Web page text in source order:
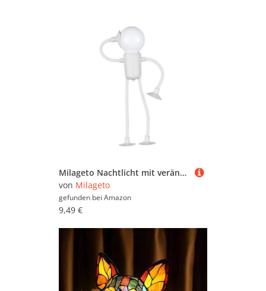
Milageto Nachtlicht mit veränderbarer Form, Tischdekoration, lustige Sportfigur, DIY-Form, Nachtlichter, Nachttischlampe für Schlafzimmer und Flur, Weiß
von Milageto
gefunden bei Amazon
9,49 €